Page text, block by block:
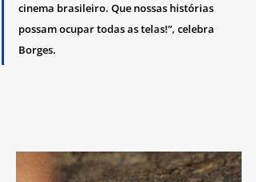
cinema brasileiro. Que nossas histórias
possam ocupar todas as telas!”, celebra
Borges.